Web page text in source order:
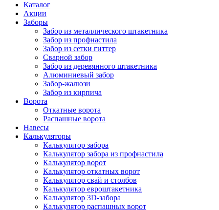
Каталог
Акции
Заборы
Забор из металлического штакетника
Забор из профнастила
Забор из сетки гиттер
Сварной забор
Забор из деревянного штакетника
Алюминиевый забор
Забор-жалюзи
Забор из кирпича
Ворота
Откатные ворота
Распашные ворота
Навесы
Калькуляторы
Калькулятор забора
Калькулятор забора из профнастила
Калькулятор ворот
Калькулятор откатных ворот
Калькулятор свай и столбов
Калькулятор евроштакетника
Калькулятор 3D-забора
Калькулятор распашных ворот